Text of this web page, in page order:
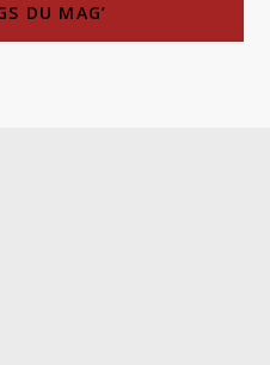
DU MAG’